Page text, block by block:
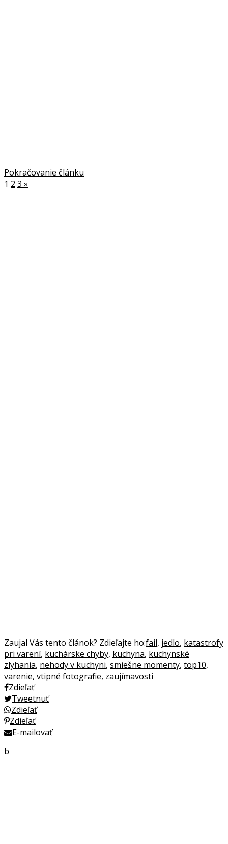
Pokračovanie článku
1 2 3 »
Zaujal Vás tento článok? Zdieľajte ho:fail, jedlo, katastrofy
pri varení, kuchárske chyby, kuchyna, kuchynské
zlyhania, nehody v kuchyni, smiešne momenty, top10,
varenie, vtipné fotografie, zaujímavosti
Zdieľať
Tweetnuť
Zdieľať
Zdieľať
E-mailovať
b